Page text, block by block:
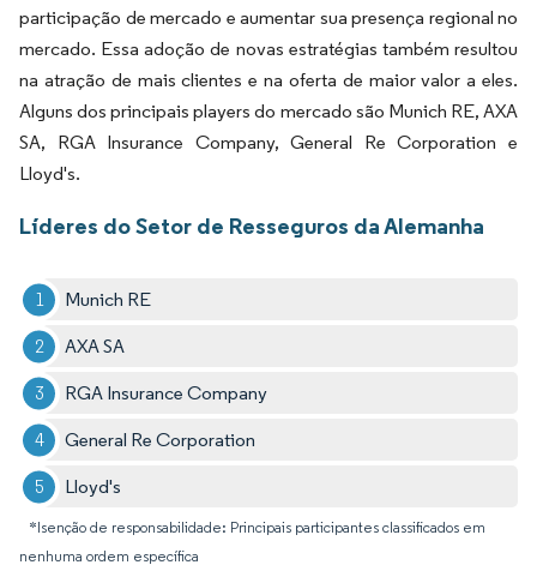
participação de mercado e aumentar sua presença regional no
mercado. Essa adoção de novas estratégias também resultou
na atração de mais clientes e na oferta de maior valor a eles.
Alguns dos principais players do mercado são Munich RE, AXA
SA, RGA Insurance Company, General Re Corporation e
Lloyd's.
Líderes do Setor de Resseguros da Alemanha
Munich RE
AXA SA
RGA Insurance Company
General Re Corporation
Lloyd's
*Isenção de responsabilidade: Principais participantes classificados em
nenhuma ordem específica